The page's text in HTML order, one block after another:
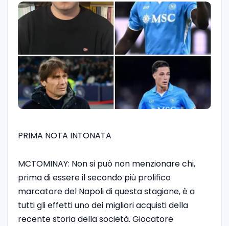
PRIMA NOTA INTONATA
MCTOMINAY: Non si può non menzionare chi,
prima di essere il secondo più prolifico
marcatore del Napoli di questa stagione, è a
tutti gli effetti uno dei migliori acquisti della
recente storia della società. Giocatore